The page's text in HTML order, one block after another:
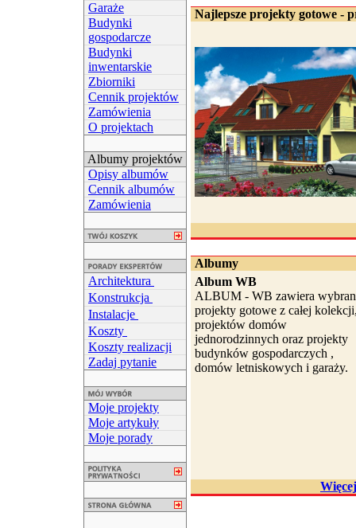
Garaże
Budynki
gospodarcze
Budynki
inwentarskie
Zbiorniki
Cennik projektów
Zamówienia
O projektach
Albumy projektów
Opisy albumów
Cennik albumów
Zamówienia
Architektura
Konstrukcja
Instalacje
Koszty
Koszty realizacji
Zadaj pytanie
Moje projekty
Moje artykuły
Moje porady
Najlepsze projekty gotowe -
Albumy
Album WB
ALBUM - WB zawiera
projekty gotowe z całej
projektów domów
jednorodzinnych oraz projekty
budynków gospodarczych ,
domów letniskowych i garaży.